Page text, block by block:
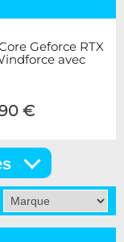
Geforce RTX
avec
€